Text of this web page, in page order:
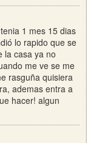
1 mes 15 dias
lo rapido que se
la casa ya no
me ve se me
rasguña quisiera
ademas entra a
hacer! algun